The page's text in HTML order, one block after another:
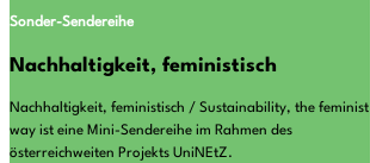
Sonder-Sendereihe
Nachhaltigkeit, feministisch
Nachhaltigkeit, feministisch / Sustainability, the feminist
way ist eine Mini-Sendereihe im Rahmen des
österreichweiten Projekts UniNEtZ.